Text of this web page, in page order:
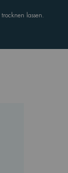
lassen.